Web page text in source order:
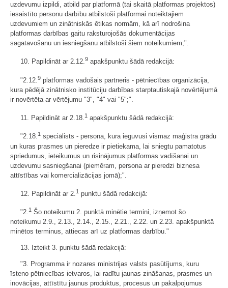
uzdevumu izpildi, atbild par platformā (tai skaitā platformas projektos)
iesaistīto personu darbību atbilstoši platformai noteiktajiem
uzdevumiem un zinātniskās ētikas normām, kā arī nodrošina
platformas darbības gaitu raksturojošās dokumentācijas
sagatavošanu un iesniegšanu atbilstoši šiem noteikumiem;".
10. Papildināt ar 2.12.9 apakšpunktu šādā redakcijā:
"2.12. 9 platformas vadošais partneris - pētniecības organizācija,
kura pēdējā zinātnisko institūciju darbības starptautiskajā novērtējumā
ir novērtēta ar vērtējumu "3", "4" vai "5";".
11. Papildināt ar 2.18.1 apakšpunktu šādā redakcijā:
"2.18.1 speciālists - persona, kura ieguvusi vismaz maģistra grādu
un kuras prasmes un pieredze ir pietiekama, lai sniegtu pamatotus
spriedumus, ieteikumus un risinājumus platformas vadīšanai un
uzdevumu sasniegšanai (piemēram, persona ar pieredzi biznesa
attīstības vai komercializācijas jomā);".
12. Papildināt ar 2. 1 punktu šādā redakcijā:
"2.1 Šo noteikumu 2. punktā minētie termini, izņemot šo
noteikumu 2.9., 2.13., 2.14., 2.15., 2.21., 2.22. un 2.23. apakšpunktā
minētos terminus, attiecas arī uz platformas darbību."
13. Izteikt 3. punktu šādā redakcijā:
"3. Programma ir nozares ministrijas valsts pasūtījums, kuru
īsteno pētniecības ietvaros, lai radītu jaunas zināšanas, prasmes un
inovācijas, attīstītu jaunus produktus, procesus un pakalpojumus